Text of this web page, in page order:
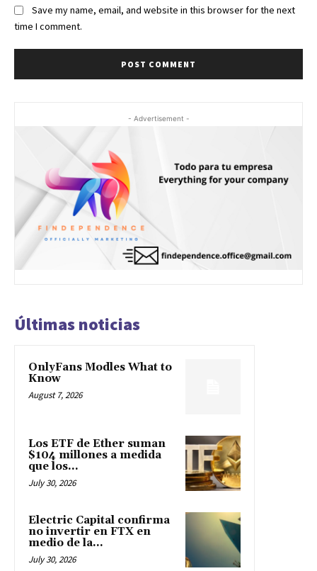
Save my name, email, and website in this browser for the next
time I comment.
- Advertisement -
Últimas noticias
OnlyFans Modles What to
Know
August 7, 2026
Los ETF de Ether suman
$104 millones a medida
que los...
July 30, 2026
Electric Capital confirma
no invertir en FTX en
medio de la...
July 30, 2026